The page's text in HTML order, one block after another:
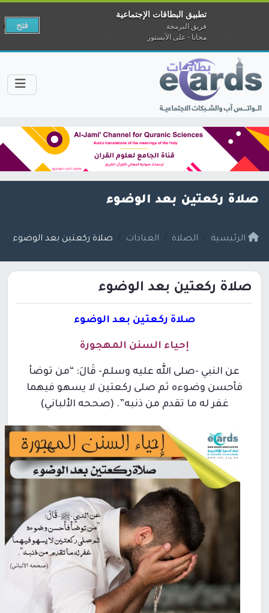
صلاة ركعتين بعد الوضوء
الرئيسية الصلاة العبادات صلاة ركعتين بعد الوضوء
صلاة ركعتين بعد الوضوء
صلاة ركعتين بعد الوضوء
إحياء السنن المهجورة
عن النبي -صلى الله عليه وسلم- قَالَ: “من توضأ
فأحسن وضوءه ثم صلى ركعتين لا يسهو فيهما
غفر له ما تقدم من ذنبه”‏. (صححه الألباني)
تطبيق البطاقات الإجتماعية
فريق البرمجة
مجانا - على الآبستور
فتح